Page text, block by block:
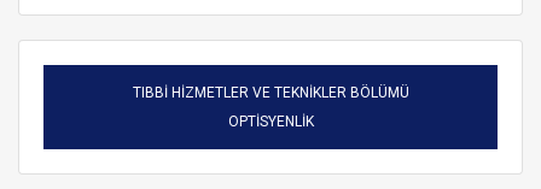
TIBBİ HİZMETLER VE TEKNİKLER BÖLÜMÜ
OPTİSYENLİK